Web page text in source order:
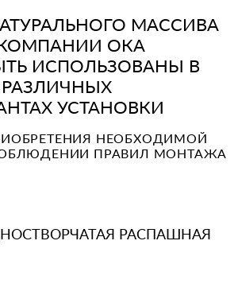
МАССИВА
ОКА
ИСПОЛЬЗОВАНЫ В
РАЗЛИЧНЫХ
УСТАНОВКИ
НЕОБХОДИМОЙ
ПРАВИЛ МОНТАЖА
РАСПАШНАЯ